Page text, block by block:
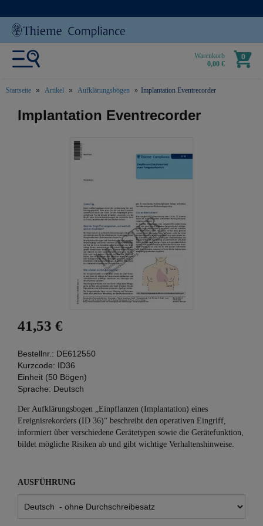
Warenkorb
0,00 €
0
Startseite Artikel Aufklärungsbögen Implantation Eventrecorder
text.skipToContent
text.skipToNavigation
Implantation Eventrecorder
41,53 €
Bestellnr.: DE612550
Kurzcode: ID36
Einheit (50 Bögen)
Sprache: Deutsch
Der Aufklärungsbogen „Einpflanzen (Implantation) eines
Ereignisrekorders (ID 36)“ beschreibt den operativen Eingriff,
informiert über verschiedene Gerätetypen sowie die Gerätefunktion,
bildet mögliche Risiken ab und gibt wichtige Verhaltenshinweise.
AUSFÜHRUNG